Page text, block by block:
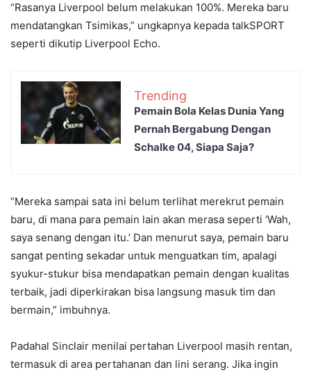
“Rasanya Liverpool belum melakukan 100%. Mereka baru
mendatangkan Tsimikas,” ungkapnya kepada talkSPORT
seperti dikutip Liverpool Echo.
Trending
Pemain Bola Kelas Dunia Yang
Pernah Bergabung Dengan
Schalke 04, Siapa Saja?
“Mereka sampai sata ini belum terlihat merekrut pemain
baru, di mana para pemain lain akan merasa seperti ‘Wah,
saya senang dengan itu.’ Dan menurut saya, pemain baru
sangat penting sekadar untuk menguatkan tim, apalagi
syukur-stukur bisa mendapatkan pemain dengan kualitas
terbaik, jadi diperkirakan bisa langsung masuk tim dan
bermain,” imbuhnya.
Padahal Sinclair menilai pertahan Liverpool masih rentan,
termasuk di area pertahanan dan lini serang. Jika ingin